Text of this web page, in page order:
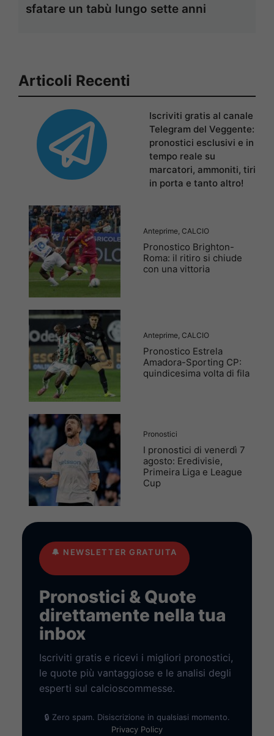
sfatare un tabù lungo sette anni
Articoli Recenti
Iscriviti gratis al canale
Telegram del Veggente:
pronostici esclusivi e in
tempo reale su
marcatori, ammoniti, tiri
in porta e tanto altro!
Anteprime CALCIO
Pronostico Brighton-
Roma: il ritiro si chiude
con una vittoria
Anteprime CALCIO
Pronostico Estrela
Amadora-Sporting CP:
quindicesima volta di fila
Pronostici
I pronostici di venerdì 7
agosto: Eredivisie,
Primeira Liga e League
Cup
🔔 NEWSLETTER GRATUITA
Pronostici & Quote
direttamente nella tua
inbox
Iscriviti gratis e ricevi i migliori pronostici,
le quote più vantaggiose e le analisi degli
esperti sul calcioscommesse.
🔒 Zero spam. Disiscrizione in qualsiasi momento.
Privacy Policy